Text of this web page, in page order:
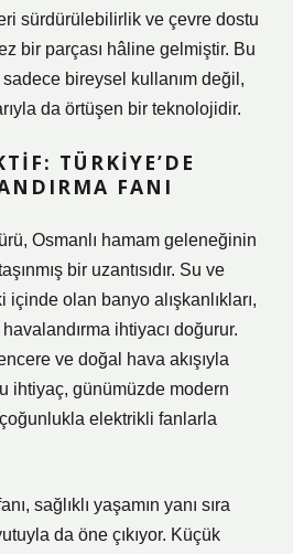
sürdürülebilirlik ve çevre dostu
bir parçası hâline gelmiştir. Bu
bireysel kullanım değil,
da örtüşen bir teknolojidir.
TÜRKIYE’DE
FANI
Osmanlı hamam geleneğinin
bir uzantısıdır. Su ve
olan banyo alışkanlıkları,
ihtiyacı doğurur.
ve doğal hava akışıyla
ihtiyaç, günümüzde modern
elektrikli fanlarla
sağlıklı yaşamın yanı sıra
da öne çıkıyor. Küçük